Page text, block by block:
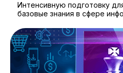
Интенсивную подготовку
базовые знания в сфере